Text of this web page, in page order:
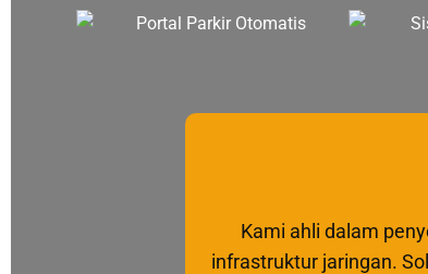
Kami ahli dalam
infrastruktur jaringan.